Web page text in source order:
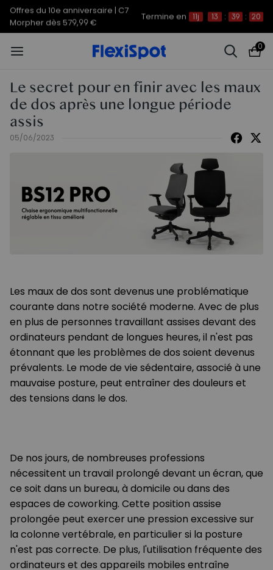
Offres du 10e anniversaire | C7
Morpher dès 579,99 €
Termine en 11j 13 : 39 : 20
0
Le secret pour en finir avec les maux
de dos après une longue période
assis
05/06/2023
Les maux de dos sont devenus une problématique
courante dans notre société moderne. Avec de plus
en plus de personnes travaillant assises devant des
ordinateurs pendant de longues heures, il n'est pas
étonnant que les problèmes de dos soient devenus
prévalents. Le mode de vie sédentaire, associé à une
mauvaise posture, peut entraîner des douleurs et
des tensions dans le dos.
De nos jours, de nombreuses professions
nécessitent un travail prolongé devant un écran, que
ce soit dans un bureau, à domicile ou dans des
espaces de coworking. Cette position assise
prolongée peut exercer une pression excessive sur
la colonne vertébrale, en particulier si la posture
n'est pas correcte. De plus, l'utilisation fréquente des
ordinateurs et des appareils mobiles entraîne